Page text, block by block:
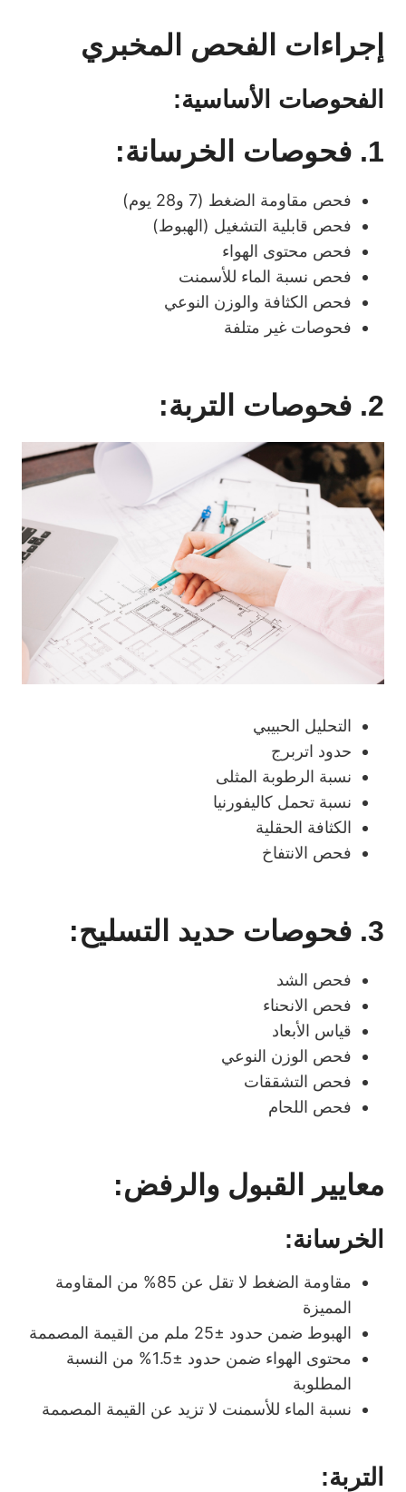
إجراءات الفحص المخبري
الفحوصات الأساسية:
1. فحوصات الخرسانة:
فحص مقاومة الضغط (7 و28 يوم)
فحص قابلية التشغيل (الهبوط)
فحص محتوى الهواء
فحص نسبة الماء للأسمنت
فحص الكثافة والوزن النوعي
فحوصات غير متلفة
2. فحوصات التربة:
التحليل الحبيبي
حدود اتربرج
نسبة الرطوبة المثلى
نسبة تحمل كاليفورنيا
الكثافة الحقلية
فحص الانتفاخ
3. فحوصات حديد التسليح:
فحص الشد
فحص الانحناء
قياس الأبعاد
فحص الوزن النوعي
فحص التشققات
فحص اللحام
معايير القبول والرفض:
الخرسانة:
مقاومة الضغط لا تقل عن 85% من المقاومة
المميزة
الهبوط ضمن حدود ±25 ملم من القيمة المصممة
محتوى الهواء ضمن حدود ±1.5% من النسبة
المطلوبة
نسبة الماء للأسمنت لا تزيد عن القيمة المصممة
التربة: